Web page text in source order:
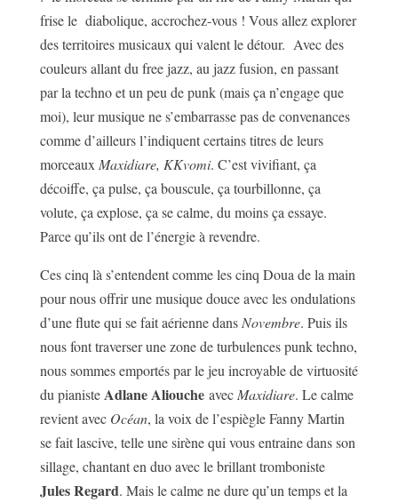
frise le diabolique, accrochez-vous ! Vous allez explorer
des territoires musicaux qui valent le détour. Avec des
couleurs allant du free jazz, au jazz fusion, en passant
par la techno et un peu de punk (mais ça n’engage que
moi), leur musique ne s’embarrasse pas de convenances
comme d’ailleurs l’indiquent certains titres de leurs
morceauxMaxidiare, KKvomi. C’est vivifiant, ça
décoiffe, ça pulse, ça bouscule, ça tourbillonne, ça
volute, ça explose, ça se calme, du moins ça essaye.
Parce qu’ils ont de l’énergie à revendre.
Ces cinq là s’entendent comme les cinq Doua de la main
pour nous offrir une musique douce avec les ondulations
d’une flute qui se fait aérienne dansNovembre. Puis ils
nous font traverser une zone de turbulences punk techno,
nous sommes emportés par le jeu incroyable de virtuosité
du pianisteAdlane AlioucheavecMaxidiare. Le calme
revient avec Océan, la voix de l’espiègle Fanny Martin
se fait lascive, telle une sirène qui vous entraine dans son
sillage, chantant en duo avec le brillant tromboniste
Jules Regard. Mais le calme ne dure qu’un temps et la